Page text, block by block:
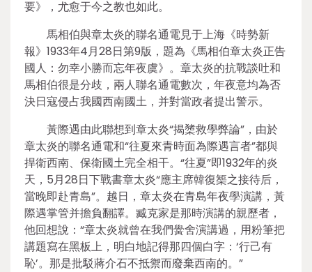
要》，尤愈于今之教也如此。
馬相伯與章太炎的聯名通電見于上海《時勢新
報》1933年4月28日第9版，題為《馬相伯章太炎正告
國人：勿幸小勝而忘年夜虞》。章太炎的抗戰談吐和
馬相伯很是分歧，兩人聯名通電數次，年夜意均為否
決日寇侵占我國西南國土，并對當政者提出警示。
黃際遇由此聯想到章太炎“揭橥救學弊論”，由於
章太炎的聯名通電和“往夏來青時面為際遇言者”都與
捍衛西南、保衛國土完全相干。“往夏”即1932年的炎
天，5月28日下戰書章太炎“應主席韓復榘之接待后，
當晚即赴青島”。越日，章太炎在青島年夜學演講，黃
際遇掌管并擔負翻譯。臧克家是那時演講的親歷者，
他回想說：“章太炎就曾在我們黌舍演講過，用粉筆把
講題寫在黑板上，明白地記得那四個白字：‘行己有
恥’。那是批駁蔣介石不抵禦而廢棄西南的。”